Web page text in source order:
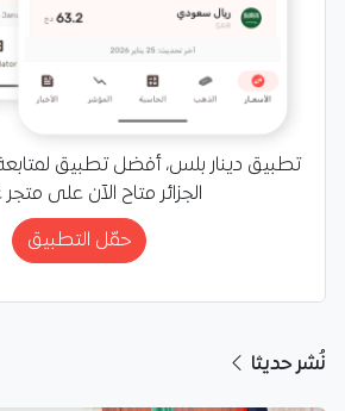
تطبيق دينار بلس، أفضل تطبيق
الجزائر متاح الآن على
حمّل التطبيق
نُشر حديثا